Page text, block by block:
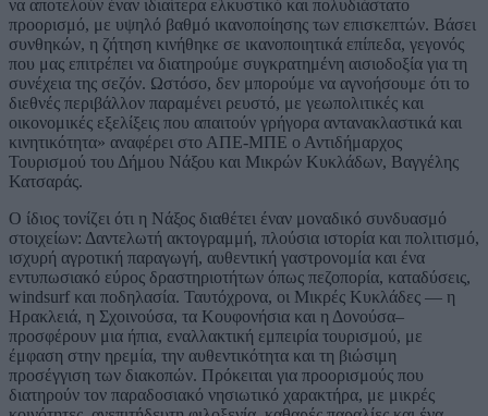
να αποτελούν έναν ιδιαίτερα ελκυστικό και πολυδιάστατο
προορισμό, με υψηλό βαθμό ικανοποίησης των επισκεπτών. Βάσει
συνθηκών, η ζήτηση κινήθηκε σε ικανοποιητικά επίπεδα, γεγονός
που μας επιτρέπει να διατηρούμε συγκρατημένη αισιοδοξία για τη
συνέχεια της σεζόν. Ωστόσο, δεν μπορούμε να αγνοήσουμε ότι το
διεθνές περιβάλλον παραμένει ρευστό, με γεωπολιτικές και
οικονομικές εξελίξεις που απαιτούν γρήγορα αντανακλαστικά και
κινητικότητα» αναφέρει στο ΑΠΕ-ΜΠΕ ο Αντιδήμαρχος
Τουρισμού του Δήμου Νάξου και Μικρών Κυκλάδων, Βαγγέλης
Κατσαράς.
Ο ίδιος τονίζει ότι η Νάξος διαθέτει έναν μοναδικό συνδυασμό
στοιχείων: Δαντελωτή ακτογραμμή, πλούσια ιστορία και πολιτισμό,
ισχυρή αγροτική παραγωγή, αυθεντική γαστρονομία και ένα
εντυπωσιακό εύρος δραστηριοτήτων όπως πεζοπορία, καταδύσεις,
windsurf και ποδηλασία. Ταυτόχρονα, οι Μικρές Κυκλάδες — η
Ηρακλειά, η Σχοινούσα, τα Κουφονήσια και η Δονούσα–
προσφέρουν μια ήπια, εναλλακτική εμπειρία τουρισμού, με
έμφαση στην ηρεμία, την αυθεντικότητα και τη βιώσιμη
προσέγγιση των διακοπών. Πρόκειται για προορισμούς που
διατηρούν τον παραδοσιακό νησιωτικό χαρακτήρα, με μικρές